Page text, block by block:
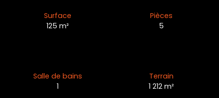
Surface
125m²
Pièces
5
Salle de bains
1
Terrain
1 212 m²